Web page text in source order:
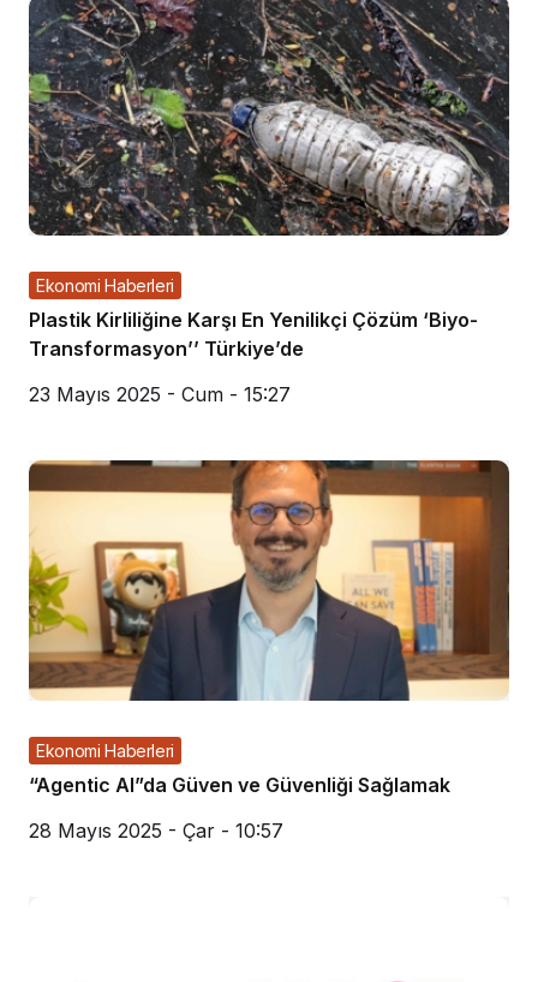
Ekonomi Haberleri
Plastik Kirliliğine Karşı En Yenilikçi Çözüm ‘Biyo-
Transformasyon’’ Türkiye’de
23 Mayıs 2025 - Cum - 15:27
Ekonomi Haberleri
“Agentic AI”da Güven ve Güvenliği Sağlamak
28 Mayıs 2025 - Çar - 10:57